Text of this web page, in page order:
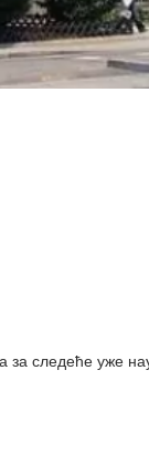
за следеће уже